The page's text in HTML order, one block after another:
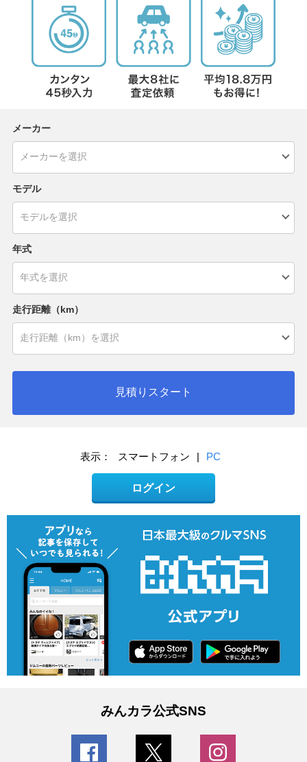
メーカー
モデル
年式
走行距離（km）
見積りスタート
表示： スマートフォン | PC
ログイン
みんカラ公式SNS